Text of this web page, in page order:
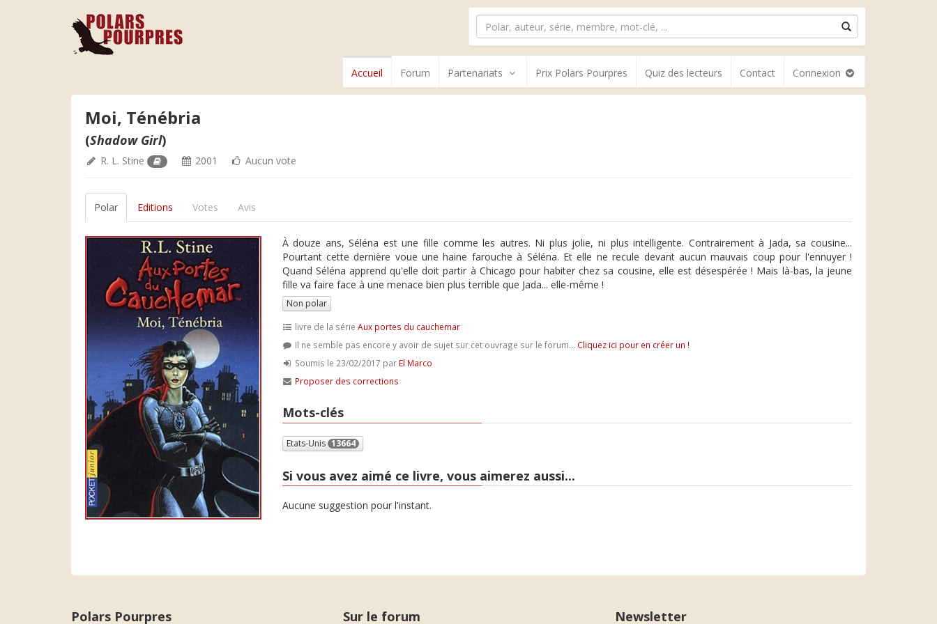
Accueil Forum Partenariats Prix Polars Pourpres Quiz des lecteurs Contact Connexion
Moi, Ténébria
(Shadow Girl)
R. L. Stine 2001 Aucun vote
Polar Editions Votes Avis
À douze ans, Séléna est une fille comme les autres. Ni plus jolie, ni plus intelligente. Contrairement à Jada, sa cousine...
Pourtant cette dernière voue une haine farouche à Séléna. Et elle ne recule devant aucun mauvais coup pour l'ennuyer !
Quand Séléna apprend qu'elle doit partir à Chicago pour habiter chez sa cousine, elle est désespérée ! Mais là-bas, la jeune
fille va faire face à une menace bien plus terrible que Jada... elle-même !
Non polar
livre de la série Aux portes du cauchemar
Il ne semble pas encore y avoir de sujet sur cet ouvrage sur le forum... Cliquez ici pour en créer un !
Soumis le 23/02/2017 par El Marco
Proposer des corrections
Mots-clés
Etats-Unis 13664
Si vous avez aimé ce livre, vous aimerez aussi...
Aucune suggestion pour l'instant.
Polars Pourpres Sur le forum Newsletter